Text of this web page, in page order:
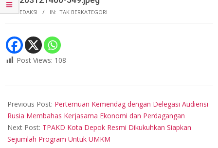
BY: REDAKSI IN: TAK BERKATEGORI
Post Views: 108
02-
03
Previous Post: Pertemuan Kemendag dengan Delegasi Audiensi
Rusia Membahas Kerjasama Ekonomi dan Perdagangan
Next Post: TPAKD Kota Depok Resmi Dikukuhkan Siapkan
Sejumlah Program Untuk UMKM